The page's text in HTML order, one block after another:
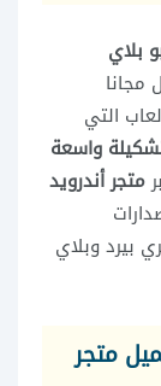
بلاي
مجانا
التي
واسعة
متجر أندرويد
بيرد وبلاي
متجر